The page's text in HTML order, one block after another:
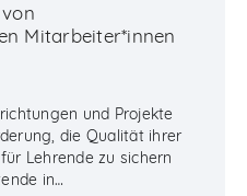
Mitarbeiter*innen
und Projekte
die Qualität ihrer
Lehrende zu sichern
in…